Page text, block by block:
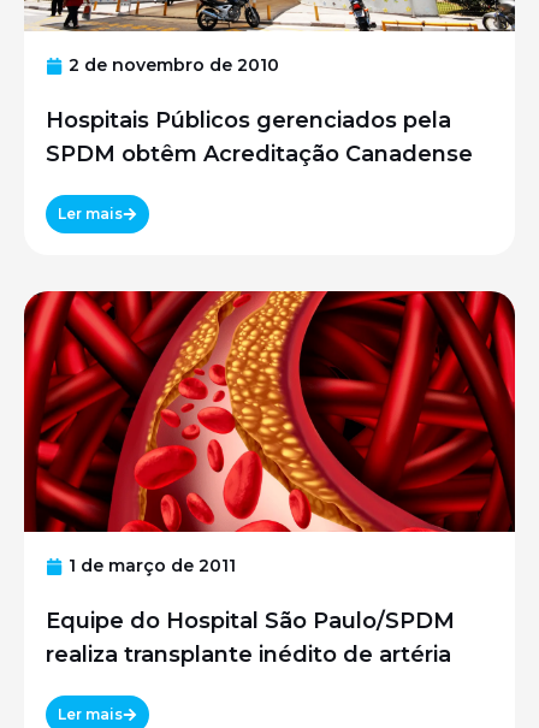
2 de novembro de 2010
Hospitais Públicos gerenciados pela
SPDM obtêm Acreditação Canadense
Ler mais
1 de março de 2011
Equipe do Hospital São Paulo/SPDM
realiza transplante inédito de artéria
Ler mais